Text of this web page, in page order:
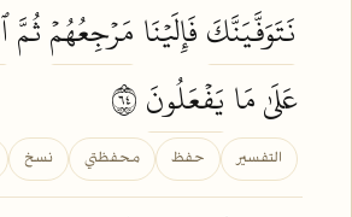
نَتَوَفَّيَنَّكَفَإِلَيۡنَا مَرۡجِعُهُمۡثُمَّ
عَلَىٰ مَا يَفۡعَلُونَ
التفسير حفظ محفظتي نسخ